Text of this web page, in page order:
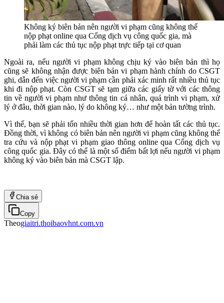
Không ký biên bản nên người vi phạm cũng không thể
nộp phạt online qua Cổng dịch vụ công quốc gia, mà
phải làm các thủ tục nộp phạt trực tiếp tại cơ quan
Ngoài ra, nếu người vi phạm không chịu ký vào biên bản thì họ
cũng sẽ không nhận được biên bản vi phạm hành chính do CSGT
ghi, dẫn đến việc người vi phạm cần phải xác minh rất nhiều thủ tục
khi đi nộp phạt. Còn CSGT sẽ tạm giữa các giấy tờ với các thông
tin về người vi phạm như thông tin cá nhân, quá trình vi phạm, xử
lý ở đâu, thời gian nào, lý do không ký… như một bản tường trình.
Vì thế, bạn sẽ phải tốn nhiều thời gian hơn để hoàn tất các thủ tục.
Đồng thời, vì không có biên bản nên người vi phạm cũng không thể
tra cứu và nộp phạt vi phạm giao thông online qua Cổng dịch vụ
công quốc gia. Đây có thể là một số điểm bất lợi nếu người vi phạm
không ký vào biên bản mà CSGT lập.
Chia sẻ
Copy
Theogiaitri.thoibaovhnt.com.vn